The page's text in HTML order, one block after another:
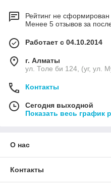
Рейтинг не сформирован
Менее 5 отзывов за
Работает с 04.10.2014
г. Алматы
ул. Толе би 124, (уг, ул.
Контакты
Сегодня выходной
Показать весь график
О нас
Контакты